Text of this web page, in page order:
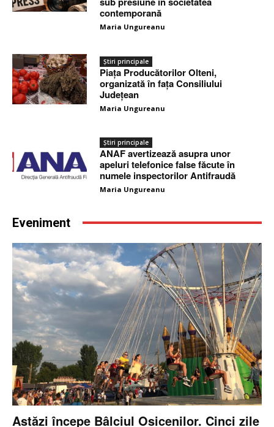
contemporană
Maria Ungureanu
Știri principale
Piața Producătorilor Olteni,
organizată în fața Consiliului
Județean
Maria Ungureanu
Știri principale
ANAF avertizează asupra unor
apeluri telefonice false făcute în
numele inspectorilor Antifraudă
Maria Ungureanu
Eveniment
Astăzi începe Bâlciul Osicenilor. Cinci zile